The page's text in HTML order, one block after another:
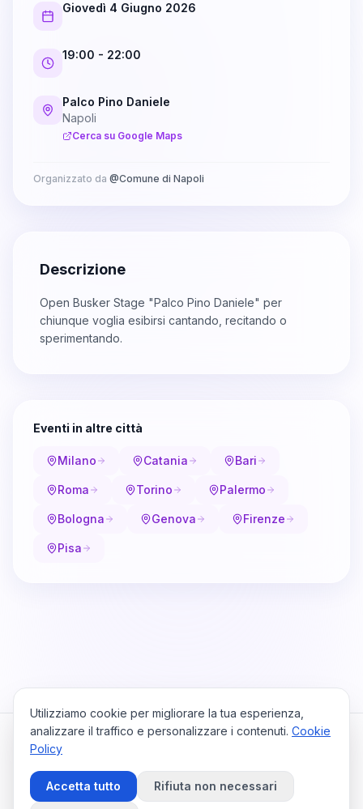
Giovedì 4 Giugno 2026
19:00 - 22:00
Palco Pino Daniele
Napoli
Cerca su Google Maps
Organizzato da @Comune di Napoli
Descrizione
Open Busker Stage "Palco Pino Daniele" per
chiunque voglia esibirsi cantando, recitando o
sperimentando.
Eventi in altre città
Milano Catania Bari
Roma Torino Palermo
Bologna Genova Firenze
Pisa
HomeViaggiPrivacy PolicyCookie PolicyContattaci
Preferenze Cookie
Utilizziamo cookie per migliorare la tua esperienza,
analizzare il traffico e personalizzare i contenuti. Cookie
Policy
Accetta tutto Rifiuta non necessari